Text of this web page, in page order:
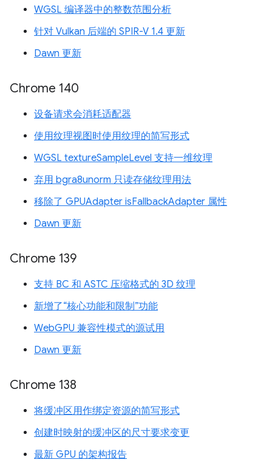
WGSL 编译器中的整数范围分析
针对 Vulkan 后端的 SPIR-V 1.4 更新
Dawn 更新
Chrome 140
设备请求会消耗适配器
使用纹理视图时使用纹理的简写形式
WGSL textureSampleLevel 支持一维纹理
弃用 bgra8unorm 只读存储纹理用法
移除了 GPUAdapter isFallbackAdapter 属性
Dawn 更新
Chrome 139
支持 BC 和 ASTC 压缩格式的 3D 纹理
新增了“核心功能和限制”功能
WebGPU 兼容性模式的源试用
Dawn 更新
Chrome 138
将缓冲区用作绑定资源的简写形式
创建时映射的缓冲区的尺寸要求变更
最新 GPU 的架构报告